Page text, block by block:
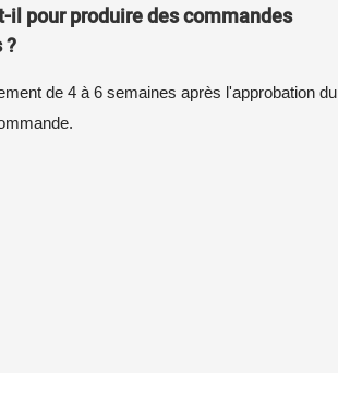
il pour produire des commandes
?
de 4 à 6 semaines après l'approbation du